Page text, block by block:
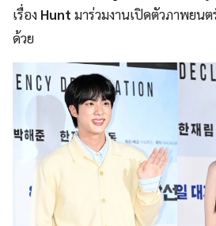
เรื่อง Hunt มาร่วมงานเปิดตัวภาพยน
ด้วย